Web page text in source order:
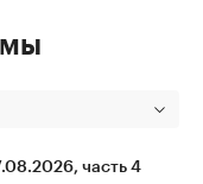
часть 4